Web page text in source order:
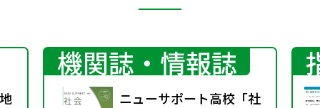
機関誌・情報誌
ニューサポート高校「社